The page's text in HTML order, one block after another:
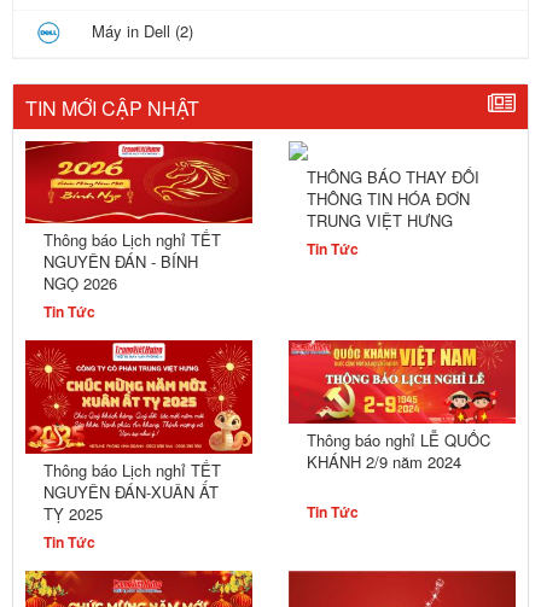
Máy in Dell (2)
TIN MỚI CẬP NHẬT
Thông báo Lịch nghỉ TẾT
NGUYÊN ĐÁN - BÍNH
NGỌ 2026
Tin Tức
THÔNG BÁO THAY ĐỔI
THÔNG TIN HÓA ĐƠN
TRUNG VIỆT HƯNG
Tin Tức
Thông báo Lịch nghỉ TẾT
NGUYÊN ĐÁN-XUÂN ẤT
TỴ 2025
Tin Tức
Thông báo nghỉ LỄ QUỐC
KHÁNH 2/9 năm 2024
Tin Tức